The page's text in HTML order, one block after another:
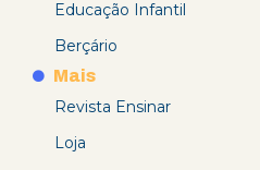
Educação Infantil
Berçário
Mais
Revista Ensinar
Loja